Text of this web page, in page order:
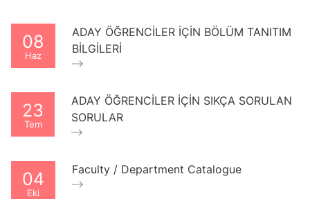
08
Haz
ADAY ÖĞRENCİLER İÇİN BÖLÜM TANITIM
BİLGİLERİ
23
Tem
ADAY ÖĞRENCİLER İÇİN SIKÇA SORULAN
SORULAR
04
Eki
Faculty / Department Catalogue